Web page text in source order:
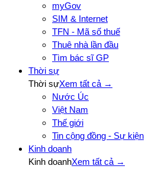
myGov
SIM & Internet
TFN - Mã số thuế
Thuê nhà lần đầu
Tìm bác sĩ GP
Thời sự
Thời sựXem tất cả →
Nước Úc
Việt Nam
Thế giới
Tin cộng đồng - Sự kiện
Kinh doanh
Kinh doanhXem tất cả →